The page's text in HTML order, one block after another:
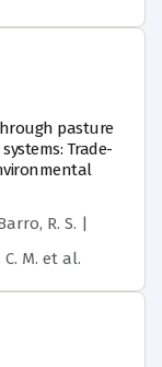
pasture
Trade-
R. S. |
M. et al.